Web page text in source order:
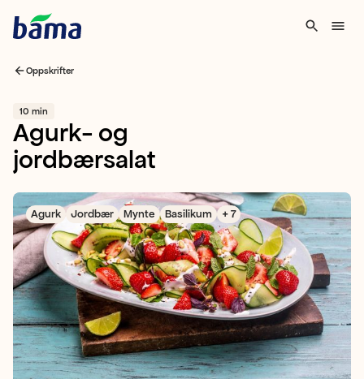
Oppskrifter
10 min
Agurk- og
jordbærsalat
Agurk Jordbær Mynte Basilikum + 7